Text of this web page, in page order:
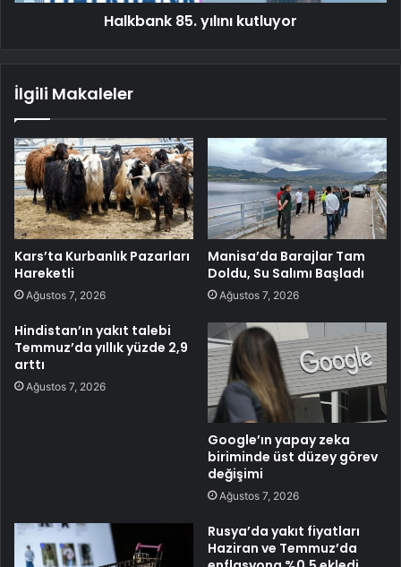
Halkbank 85. yılını kutluyor
İlgili Makaleler
Kars’ta Kurbanlık Pazarları
Hareketli
Ağustos 7, 2026
Manisa’da Barajlar Tam
Doldu, Su Salımı Başladı
Ağustos 7, 2026
Hindistan’ın yakıt talebi
Temmuz’da yıllık yüzde 2,9
arttı
Ağustos 7, 2026
Google’ın yapay zeka
biriminde üst düzey görev
değişimi
Ağustos 7, 2026
Rusya’da yakıt fiyatları
Haziran ve Temmuz’da